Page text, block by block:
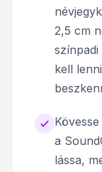
2,5 cm
kell
a
lássa,